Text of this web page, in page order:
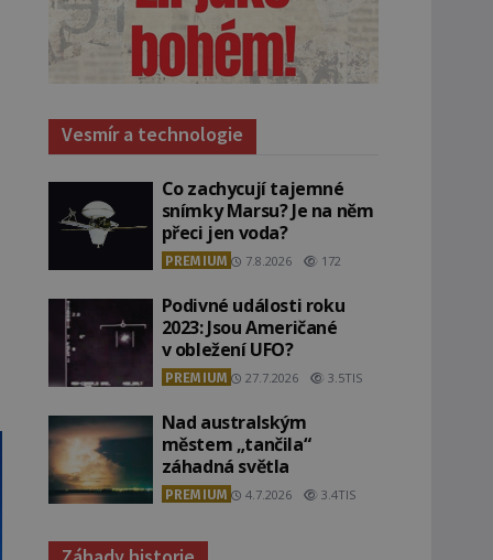
Vesmír a technologie
Co zachycují tajemné
snímky Marsu? Je na něm
přeci jen voda?
PREMIUM 7.8.2026 172
Podivné události roku
2023: Jsou Američané
v obležení UFO?
PREMIUM 27.7.2026 3.5TIS
Nad australským
městem „tančila“
záhadná světla
PREMIUM 4.7.2026 3.4TIS